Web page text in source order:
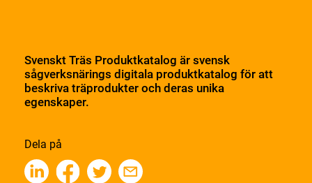
Svenskt Träs Produktkatalog är svensk
sågverksnärings digitala produktkatalog för att
beskriva träprodukter och deras unika
egenskaper.
Dela på